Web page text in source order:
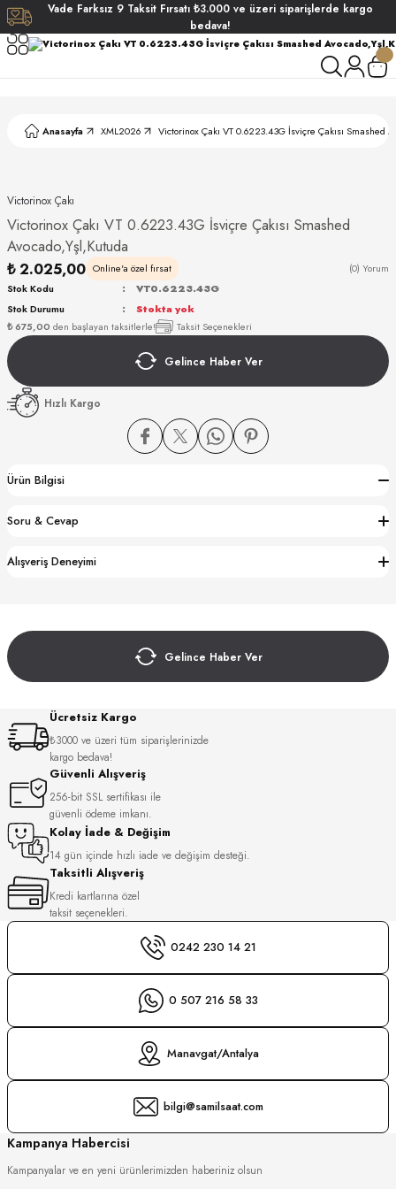
Vade Farksız 9 Taksit Fırsatı ₺3.000 ve üzeri siparişlerde kargo
bedava!
Anasayfa XML2026 Victorinox Çakı VT 0.6223.43G İsviçre Çakısı Smashed
Victorinox Çakı
Victorinox Çakı VT 0.6223.43G İsviçre Çakısı Smashed
Avocado,Yşl,Kutuda
₺ 2.025,00 Online'a özel fırsat (0) Yorum
₺ 675,00 den başlayan taksitlerle! Taksit Seçenekleri
Stok Kodu
VT0.6223.43G
Stok Durumu
Stokta yok
Gelince Haber Ver
Hızlı Kargo
Ürün Bilgisi
Soru & Cevap
Alışveriş Deneyimi
Gelince Haber Ver
Ücretsiz Kargo
₺3000 ve üzeri tüm siparişlerinizde
kargo bedava!
Güvenli Alışveriş
256-bit SSL sertifikası ile
güvenli ödeme imkanı.
Kolay İade & Değişim
14 gün içinde hızlı iade ve değişim desteği.
Taksitli Alışveriş
Kredi kartlarına özel
taksit seçenekleri.
0242 230 14 21
0 507 216 58 33
Manavgat/Antalya
bilgi@samilsaat.com
Kampanya Habercisi
Kampanyalar ve en yeni ürünlerimizden haberiniz olsun